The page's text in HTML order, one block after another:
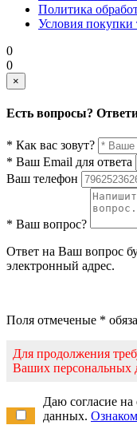
Политика
Условия покупки
0
0
×
Есть вопросы?
* Как вас зовут?
* Ваш Email для ответа
Ваш телефон
* Ваш вопрос?
Ответ на Ваш вопрос
электронный адрес.
Поля отмеченые *
Для продолжения
Ваших персональных
Даю согласие
данных.